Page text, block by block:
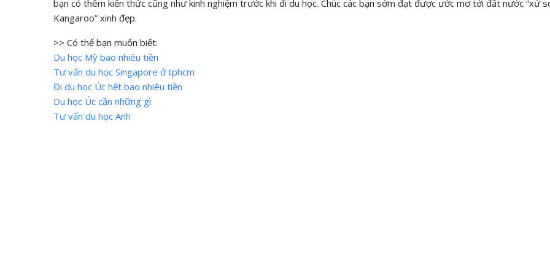
bạn có thêm kiến thức cũng như kinh nghiệm trước khi đi du học. Chúc các bạn sớm đạt được ước mơ tới đất nước “xứ
Kangaroo” xinh đẹp.
>> Có thể bạn muốn biết:
Du học Mỹ bao nhiêu tiền
Tư vấn du học Singapore ở tphcm
Đi du học Úc hết bao nhiêu tiền
Du học Úc cần những gì
Tư vấn du học Anh